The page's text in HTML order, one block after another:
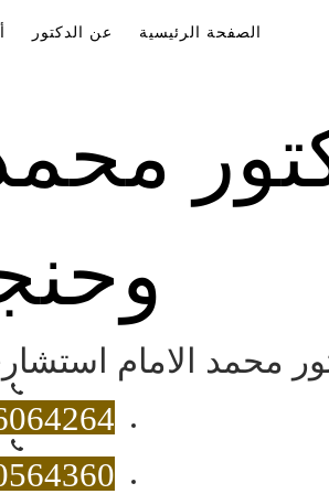
الصفحة الرئيسية عن الدكتور
محمد الامام